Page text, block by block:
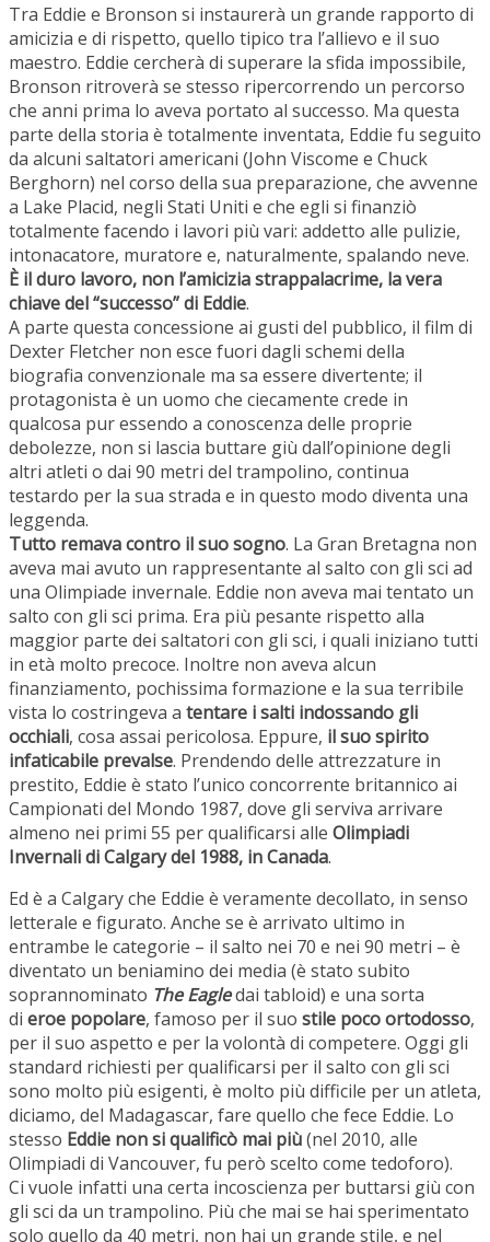
Tra Eddie e Bronson si instaurerà un grande rapporto di
amicizia e di rispetto, quello tipico tra l’allievo e il suo
maestro. Eddie cercherà di superare la sfida impossibile,
Bronson ritroverà se stesso ripercorrendo un percorso
che anni prima lo aveva portato al successo. Ma questa
parte della storia è totalmente inventata, Eddie fu seguito
da alcuni saltatori americani (John Viscome e Chuck
Berghorn) nel corso della sua preparazione, che avvenne
a Lake Placid, negli Stati Uniti e che egli si finanziò
totalmente facendo i lavori più vari: addetto alle pulizie,
intonacatore, muratore e, naturalmente, spalando neve.
È il duro lavoro, non l’amicizia strappalacrime, la vera
chiave del “successo” di Eddie.
A parte questa concessione ai gusti del pubblico, il film di
Dexter Fletcher non esce fuori dagli schemi della
biografia convenzionale ma sa essere divertente; il
protagonista è un uomo che ciecamente crede in
qualcosa pur essendo a conoscenza delle proprie
debolezze, non si lascia buttare giù dall’opinione degli
altri atleti o dai 90 metri del trampolino, continua
testardo per la sua strada e in questo modo diventa una
leggenda.
Tutto remava contro il suo sogno. La Gran Bretagna non
aveva mai avuto un rappresentante al salto con gli sci ad
una Olimpiade invernale. Eddie non aveva mai tentato un
salto con gli sci prima. Era più pesante rispetto alla
maggior parte dei saltatori con gli sci, i quali iniziano tutti
in età molto precoce. Inoltre non aveva alcun
finanziamento, pochissima formazione e la sua terribile
vista lo costringeva a tentare i salti indossando gli
occhiali, cosa assai pericolosa. Eppure, il suo spirito
infaticabile prevalse. Prendendo delle attrezzature in
prestito, Eddie è stato l’unico concorrente britannico ai
Campionati del Mondo 1987, dove gli serviva arrivare
almeno nei primi 55 per qualificarsi alle Olimpiadi
Invernali di Calgary del 1988, in Canada.
Ed è a Calgary che Eddie è veramente decollato, in senso
letterale e figurato. Anche se è arrivato ultimo in
entrambe le categorie – il salto nei 70 e nei 90 metri – è
diventato un beniamino dei media (è stato subito
soprannominato The Eagledai tabloid) e una sorta
di eroe popolare, famoso per il suo stile poco ortodosso,
per il suo aspetto e per la volontà di competere. Oggi gli
standard richiesti per qualificarsi per il salto con gli sci
sono molto più esigenti, è molto più difficile per un atleta,
diciamo, del Madagascar, fare quello che fece Eddie. Lo
stesso Eddie non si qualificò mai più(nel 2010, alle
Olimpiadi di Vancouver, fu però scelto come tedoforo).
Ci vuole infatti una certa incoscienza per buttarsi giù con
gli sci da un trampolino. Più che mai se hai sperimentato
solo quello da 40 metri, non hai un grande stile, e nel